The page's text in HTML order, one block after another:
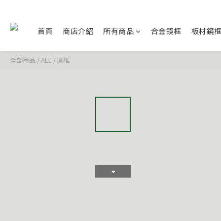
首頁 商店介紹 所有商品 合金鏡框 板材鏡
全部商品 /ALL / 圓框